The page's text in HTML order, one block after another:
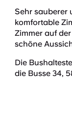
Sehr sauberer
komfortable
Zimmer auf
schöne
Die
die Busse 34,